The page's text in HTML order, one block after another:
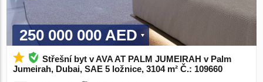
250 000 000 AED
Střešní byt v AVA AT PALM JUMEIRAH v Palm
Jumeirah, Dubai, SAE 5 ložnice, 3104 m² Č.: 109660